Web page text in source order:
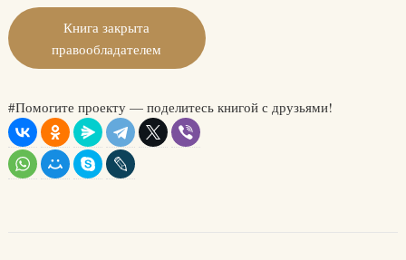
Книга закрыта
правообладателем
#Помогите проекту — поделитесь книгой с друзьями!